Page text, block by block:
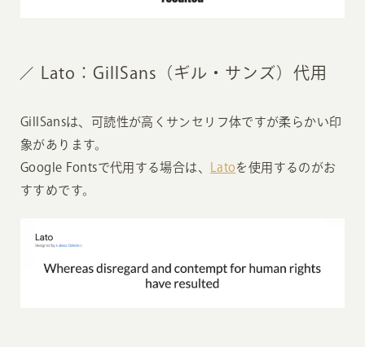
Lato：GillSans（ギル・サンズ）代用
GillSansは、可読性が高くサンセリフ体ですが柔らかい印
象があります。
Google Fontsで代用する場合は、
Lato を使用するのがお
すすめです。